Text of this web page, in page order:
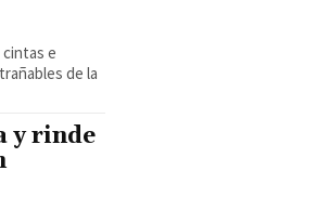
cintas e
de la
y rinde